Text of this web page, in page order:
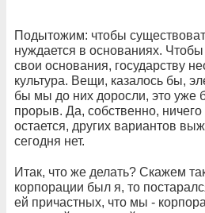
Подытожим: чтобы
нуждается в основаниях.
свои основания, государству
культура. Вещи, казалось бы,
бы мы до них доросли, это
прорыв. Да, собственно, ничего
остается, других вариантов
сегодня нет.
Итак, что же делать? Скажем
корпорации был я, то
ей причастных, что мы -